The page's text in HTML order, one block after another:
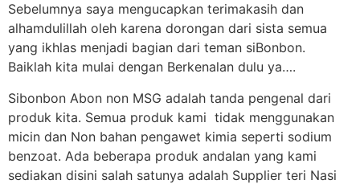
Sebelumnya saya mengucapkan terimakasih dan
alhamdulillah oleh karena dorongan dari sista semua
yang ikhlas menjadi bagian dari teman siBonbon.
Baiklah kita mulai dengan Berkenalan dulu ya….
Sibonbon Abon non MSG adalah tanda pengenal dari
produk kita. Semua produk kami tidak menggunakan
micin dan Non bahan pengawet kimia seperti sodium
benzoat. Ada beberapa produk andalan yang kami
sediakan disini salah satunya adalah Supplier teri Nasi